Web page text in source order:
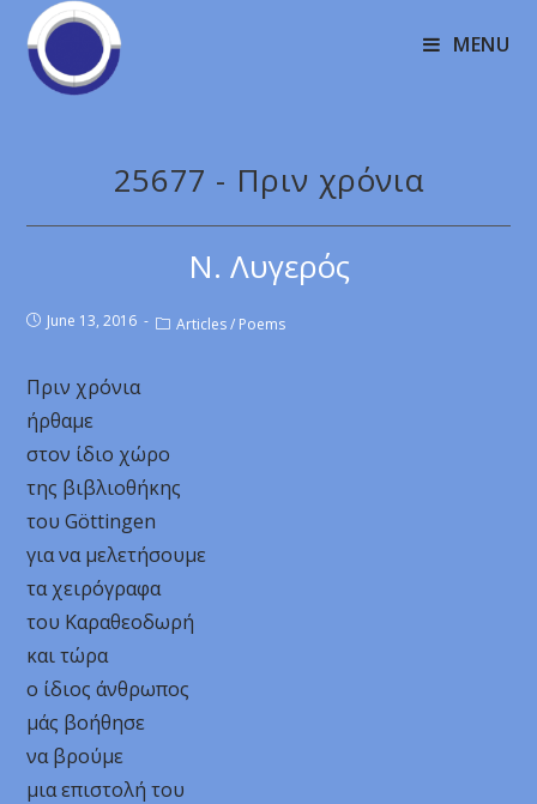
MENU
25677 - Πριν χρόνια
Ν. Λυγερός
June 13, 2016 Articles / Poems
Πριν χρόνια
ήρθαμε
στον ίδιο χώρο
της βιβλιοθήκης
του Göttingen
για να μελετήσουμε
τα χειρόγραφα
του Καραθεοδωρή
και τώρα
ο ίδιος άνθρωπος
μάς βοήθησε
να βρούμε
μια επιστολή του